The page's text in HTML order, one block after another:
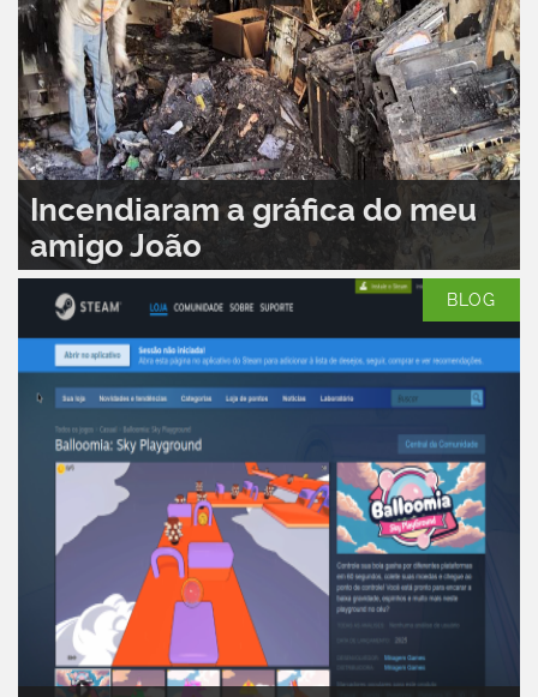
Incendiaram a gráfica do meu
amigo João
LEIA MAIS...
BLOG